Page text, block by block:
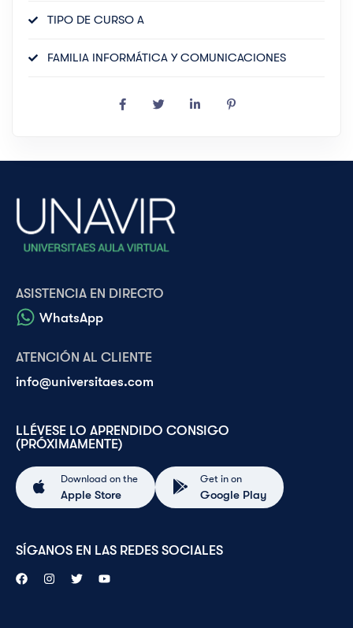
TIPO DE CURSO A
FAMILIA INFORMÁTICA Y COMUNICACIONES
ASISTENCIA EN DIRECTO
WhatsApp
ATENCIÓN AL CLIENTE
info@universitaes.com
LLÉVESE LO APRENDIDO CONSIGO
(PRÓXIMAMENTE)
Download on the
Apple Store
Get in on
Google Play
SÍGANOS EN LAS REDES SOCIALES